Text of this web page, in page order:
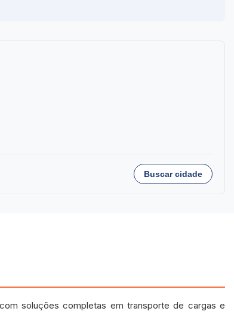
Buscar cidade
soluções completas em transporte de cargas e